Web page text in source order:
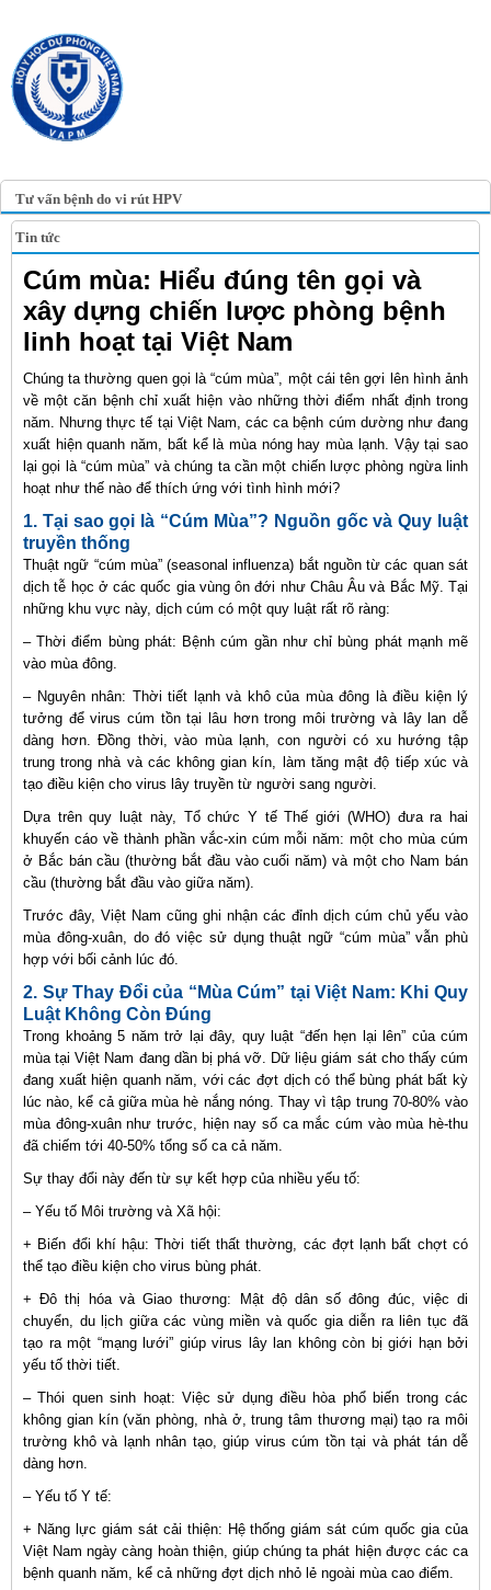
Tư vấn bệnh do vi rút HPV
Tin tức
Cúm mùa: Hiểu đúng tên gọi và
xây dựng chiến lược phòng bệnh
linh hoạt tại Việt Nam
Chúng ta thường quen gọi là “cúm mùa”, một cái tên gợi lên hình ảnh
về một căn bệnh chỉ xuất hiện vào những thời điểm nhất định trong
năm. Nhưng thực tế tại Việt Nam, các ca bệnh cúm dường như đang
xuất hiện quanh năm, bất kể là mùa nóng hay mùa lạnh. Vậy tại sao
lại gọi là “cúm mùa” và chúng ta cần một chiến lược phòng ngừa linh
hoạt như thế nào để thích ứng với tình hình mới?
1. Tại sao gọi là “Cúm Mùa”? Nguồn gốc và Quy luật
truyền thống
Thuật ngữ “cúm mùa” (seasonal influenza) bắt nguồn từ các quan sát
dịch tễ học ở các quốc gia vùng ôn đới như Châu Âu và Bắc Mỹ. Tại
những khu vực này, dịch cúm có một quy luật rất rõ ràng:
– Thời điểm bùng phát: Bệnh cúm gần như chỉ bùng phát mạnh mẽ
vào mùa đông.
– Nguyên nhân: Thời tiết lạnh và khô của mùa đông là điều kiện lý
tưởng để virus cúm tồn tại lâu hơn trong môi trường và lây lan dễ
dàng hơn. Đồng thời, vào mùa lạnh, con người có xu hướng tập
trung trong nhà và các không gian kín, làm tăng mật độ tiếp xúc và
tạo điều kiện cho virus lây truyền từ người sang người.
Dựa trên quy luật này, Tổ chức Y tế Thế giới (WHO) đưa ra hai
khuyến cáo về thành phần vắc-xin cúm mỗi năm: một cho mùa cúm
ở Bắc bán cầu (thường bắt đầu vào cuối năm) và một cho Nam bán
cầu (thường bắt đầu vào giữa năm).
Trước đây, Việt Nam cũng ghi nhận các đỉnh dịch cúm chủ yếu vào
mùa đông-xuân, do đó việc sử dụng thuật ngữ “cúm mùa” vẫn phù
hợp với bối cảnh lúc đó.
2. Sự Thay Đổi của “Mùa Cúm” tại Việt Nam: Khi Quy
Luật Không Còn Đúng
Trong khoảng 5 năm trở lại đây, quy luật “đến hẹn lại lên” của cúm
mùa tại Việt Nam đang dần bị phá vỡ. Dữ liệu giám sát cho thấy cúm
đang xuất hiện quanh năm, với các đợt dịch có thể bùng phát bất kỳ
lúc nào, kể cả giữa mùa hè nắng nóng. Thay vì tập trung 70-80% vào
mùa đông-xuân như trước, hiện nay số ca mắc cúm vào mùa hè-thu
đã chiếm tới 40-50% tổng số ca cả năm.
Sự thay đổi này đến từ sự kết hợp của nhiều yếu tố:
– Yếu tố Môi trường và Xã hội:
+ Biến đổi khí hậu: Thời tiết thất thường, các đợt lạnh bất chợt có
thể tạo điều kiện cho virus bùng phát.
+ Đô thị hóa và Giao thương: Mật độ dân số đông đúc, việc di
chuyển, du lịch giữa các vùng miền và quốc gia diễn ra liên tục đã
tạo ra một “mạng lưới” giúp virus lây lan không còn bị giới hạn bởi
yếu tố thời tiết.
– Thói quen sinh hoạt: Việc sử dụng điều hòa phổ biến trong các
không gian kín (văn phòng, nhà ở, trung tâm thương mại) tạo ra môi
trường khô và lạnh nhân tạo, giúp virus cúm tồn tại và phát tán dễ
dàng hơn.
– Yếu tố Y tế:
+ Năng lực giám sát cải thiện: Hệ thống giám sát cúm quốc gia của
Việt Nam ngày càng hoàn thiện, giúp chúng ta phát hiện được các ca
bệnh quanh năm, kể cả những đợt dịch nhỏ lẻ ngoài mùa cao điểm.